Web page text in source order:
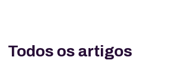
Todos os artigos